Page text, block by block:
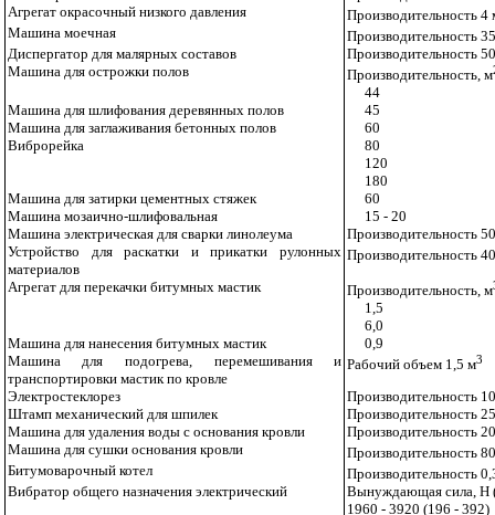
Агрегат окрасочный низкого давления
Производительность 4
Машина моечная
Производительность
Диспергатор для малярных составов
Производительность
Машина для острожки полов
Производительность, м
44
Машина для шлифования деревянных полов
45
Машина для заглаживания бетонных полов
60
Виброрейка
80
120
180
Машина для затирки цементных стяжек
60
Машина мозаично-шлифовальная
15 - 20
Машина электрическая для сварки линолеума
Производительность
Устройство для раскатки и прикатки рулонных
материалов
Производительность
Агрегат для перекачки битумных мастик
Производительность, м
1,5
6,0
Машина для нанесения битумных мастик
0,9
Машина для подогрева, перемешивания и
транспортировки мастик по кровле
Рабочий объем 1,5 м3
Электростеклорез
Производительность
Штамп механический для шпилек
Производительность
Машина для удаления воды с основания кровли
Производительность
Машина для сушки основания кровли
Производительность
Битумоварочный котел
Производительность
Вибратор общего назначения электрический
Вынуждающая сила, Н
1960 - 3920 (196 - 392)